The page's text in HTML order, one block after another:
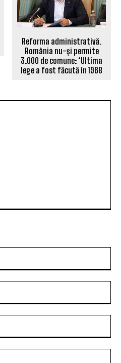
Reforma administrativă.
România nu-și permite
3.000 de comune: ‘Ultima
lege a fost făcută în 1968